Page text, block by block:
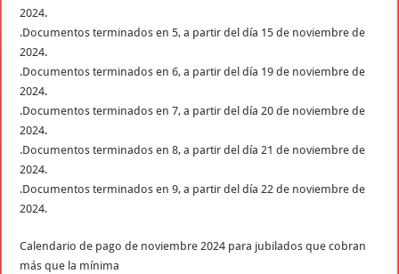
2024.
.Documentos terminados en 5, a partir del día 15 de noviembre de
2024.
.Documentos terminados en 6, a partir del día 19 de noviembre de
2024.
.Documentos terminados en 7, a partir del día 20 de noviembre de
2024.
.Documentos terminados en 8, a partir del día 21 de noviembre de
2024.
.Documentos terminados en 9, a partir del día 22 de noviembre de
2024.
Calendario de pago de noviembre 2024 para jubilados que cobran
más que la mínima